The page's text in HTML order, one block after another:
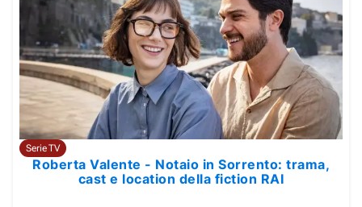
Serie TV
Roberta Valente - Notaio in Sorrento: trama,
cast e location della fiction RAI